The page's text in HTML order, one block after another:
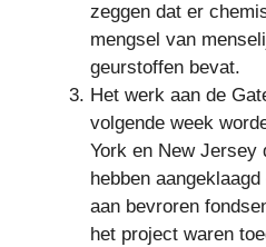
zeggen dat er
mengsel van
geurstoffen bevat.
Het werk aan de
volgende week
York en New Jersey
hebben
aan bevroren
het project waren